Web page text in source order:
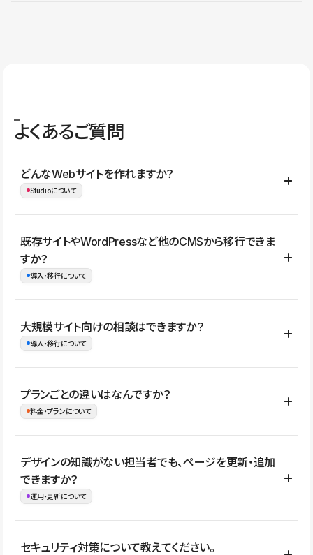
よくあるご質問
どんなWebサイトを作れますか？
Studioについて
コーポレートサイト、サービスサイト、LP、採用サイト、ブロ
グ・メディア、イベントサイト、店舗・商品紹介サイト、ポートフ
ォリオなど幅広く制作できます。
既存サイトやWordPressなど他のCMSから移行できま
すか？
導入・移行について
はい。既存サイトの構成やコンテンツ、URLを整理したうえで、
Studio上に再構築する形で移行できます。 WordPressの場合は、
イト全体のデザインや設定がそのまま移行されるわけではないた
め、移行後にページ構成やデザイン、CMS設計、URL・リダイレク
大規模サイト向けの相談はできますか？
導入・移行について
はい。アクセス規模が大きいサイトや、複数部門での運用、権限管
理、セキュリティ確認、既存システムとの連携など、個別の要件が
ない段階でも、お問い合わせください。
お問合せはこちら
プランごとの違いはなんですか？
料金・プランについて
公開ページ数、バージョン履歴の期間、CMS利用数の上限、権限
管理の有無などがプランごとに異なります。詳しくは料金プランペ
ージをご覧ください。
デザインの知識がない担当者でも、ページを更新・追加
できますか？
運用・更新について
はい。CMSやコンポーネントを活用して更新範囲を設計しておく
セキュリティ対策について教えてください。